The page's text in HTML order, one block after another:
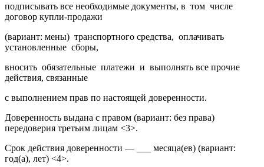
подписывать все необходимые документы, в том числе
договор купли-продажи
(вариант: мены) транспортного средства, оплачивать
установленные сборы,
вносить обязательные платежи и выполнять все прочие
действия, связанные
с выполнением прав по настоящей доверенности.
Доверенность выдана с правом (вариант: без права)
передоверия третьим лицам <3>.
Срок действия доверенности — ___ месяца(ев) (вариант:
год(а), лет) <4>.